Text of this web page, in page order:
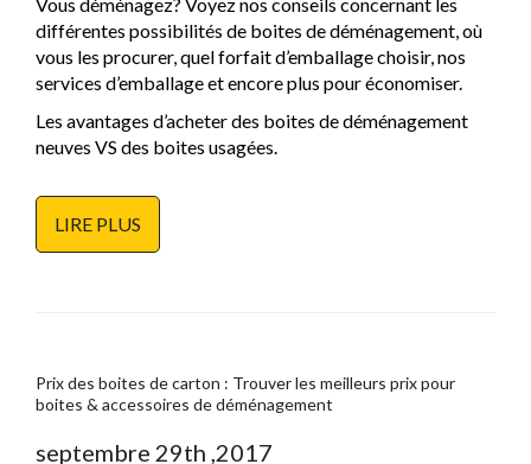
différentes possibilités de boites de déménagement, où
vous les procurer, quel forfait d’emballage choisir, nos
services d’emballage et encore plus pour économiser.
Les avantages d’acheter des boites de déménagement
neuves VS des boites usagées.
LIRE PLUS
Prix des boites de carton : Trouver les meilleurs prix pour
boites & accessoires de déménagement
septembre 29th ,2017